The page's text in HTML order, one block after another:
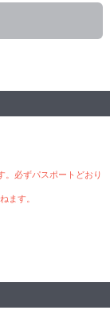
必ずパスポートどおり
ます。